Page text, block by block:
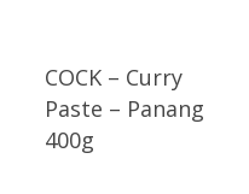
COCK – Curry
Paste – Panang
400g